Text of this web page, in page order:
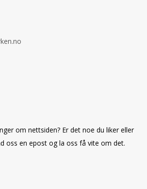
om nettsiden? Er det noe du liker eller
oss en epost og la oss få vite om det.